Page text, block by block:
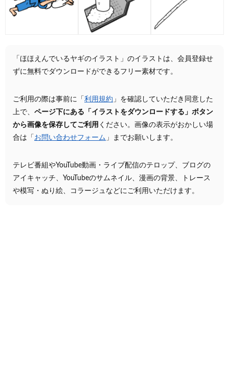
「ほほえんでいるヤギのイラスト」のイラストは、会員登録せ
ずに無料でダウンロードができるフリー素材です。
ご利用の際は事前に「 利用規約 」を確認していただき同意した
上で、 ページ下にある「イラストをダウンロードする」ボタン
から画像を保存してご利用 ください。画像の表示がおかしい場
合は「 お問い合わせフォーム 」までお願いします。
テレビ番組やYouTube動画・ライブ配信のテロップ、ブログの
アイキャッチ、YouTubeのサムネイル、漫画の背景、トレース
や模写・ぬり絵、コラージュなどにご利用いただけます。